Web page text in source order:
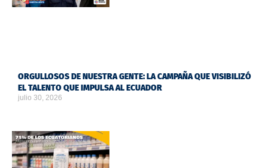
ORGULLOSOS DE NUESTRA GENTE: LA CAMPAÑA QUE VISIBILIZÓ
EL TALENTO QUE IMPULSA AL ECUADOR
julio 30, 2026